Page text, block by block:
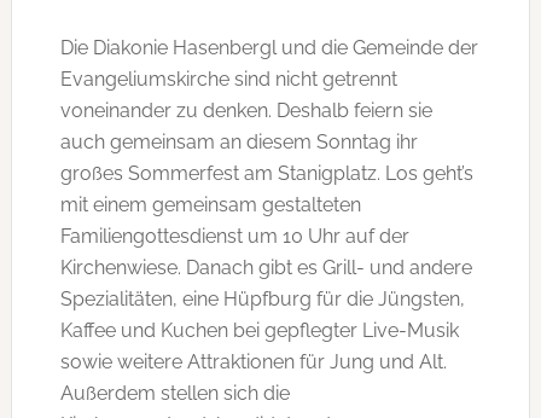
Die Diakonie Hasenbergl und die Gemeinde der
Evangeliumskirche sind nicht getrennt
voneinander zu denken. Deshalb feiern sie
auch gemeinsam an diesem Sonntag ihr
großes Sommerfest am Stanigplatz. Los geht’s
mit einem gemeinsam gestalteten
Familiengottesdienst um 10 Uhr auf der
Kirchenwiese. Danach gibt es Grill- und andere
Spezialitäten, eine Hüpfburg für die Jüngsten,
Kaffee und Kuchen bei gepflegter Live-Musik
sowie weitere Attraktionen für Jung und Alt.
Außerdem stellen sich die